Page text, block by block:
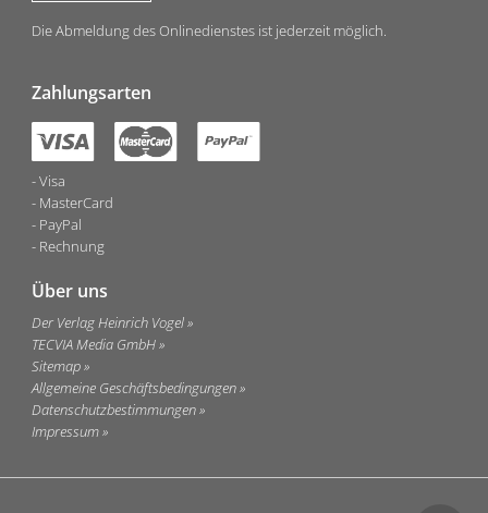
Die Abmeldung des Onlinedienstes ist jederzeit möglich.
Zahlungsarten
Visa
MasterCard
PayPal
Rechnung
Über uns
Der Verlag Heinrich Vogel
TECVIA Media GmbH
Sitemap
Allgemeine Geschäftsbedingungen
Datenschutzbestimmungen
Impressum